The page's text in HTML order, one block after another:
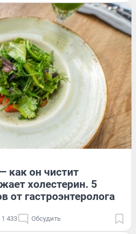
как он чистит
холестерин. 5
от гастроэнтеролога
1 433 Обсудить